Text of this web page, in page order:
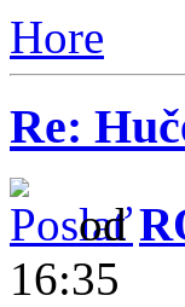
Hore
Re:
od
16:35